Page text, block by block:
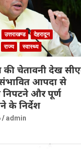
उत्तराखण्ड
देहरादून
राज्य स्वास्थ्य
की चेतावनी देख
संभावित आपदा से
निपटने और पूर्ण
के निर्देश
admin